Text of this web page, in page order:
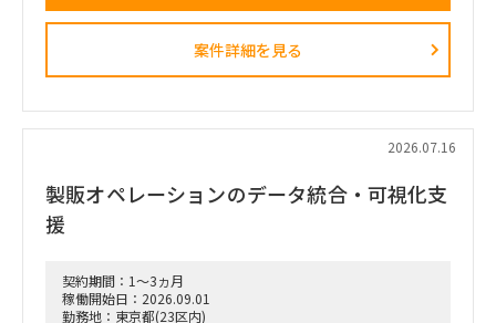
動変容までを一気通貫で実現することが本プロジェクトの最大
■ 担当いただくポジション・役割
身の企画検討」
単なる進捗管理（事務局型PMO）ではなく、ビジネスと
IT（AI）の両面から中身の議論に入り込み、プロジェクトを実
■ 具体的な業務内容
富裕層向けセグメント戦略、KPI設計、新営業モデル設計など
経営・役員クラスに対する定期的なレポーティングおよび直接
のディスカッション（壁打ち）への参画。
案件詳細を見る
2026.07.16
製販オペレーションのデータ統合・可視化支
援
契約期間：1～3ヵ月
稼働開始日：2026.09.01
勤務地：東京都(23区内)